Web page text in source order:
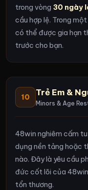
trong vòng 30 ngày
cầu hợp lệ. Trong
có thể được gia hạn
trước cho bạn.
10 Trẻ Em &
Minors & Age
48win nghiêm cấm
dụng nền tảng hoặc
nào. Đây là yêu cầu
đức cốt lõi của
tổn thương.